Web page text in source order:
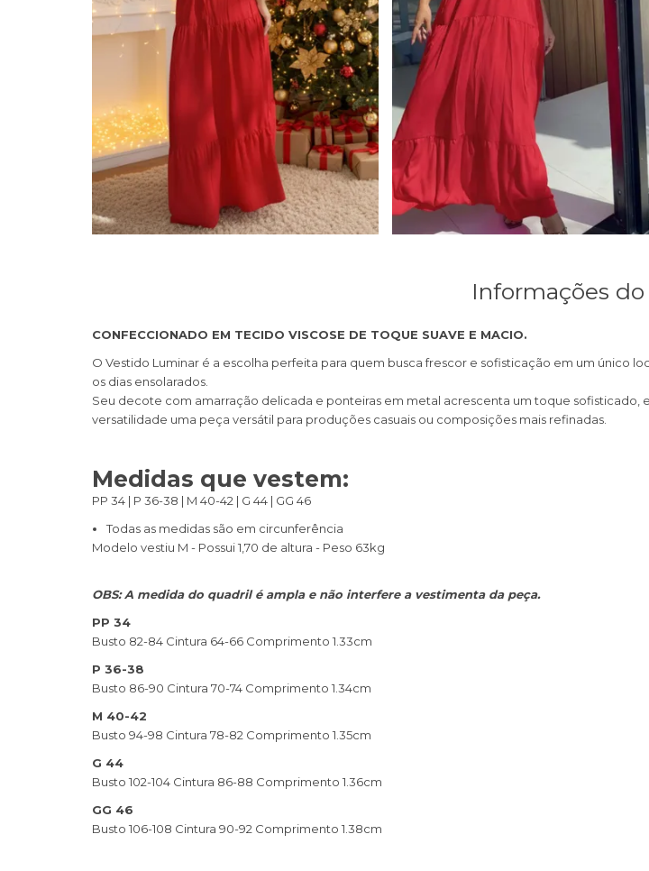
Informações
CONFECCIONADO EM TECIDO VISCOSE DE TOQUE SUAVE E MACIO.
O Vestido Luminar é a escolha perfeita para quem busca frescor e sofisticação em um único
os dias ensolarados.
Seu decote com amarração delicada e ponteiras em metal acrescenta um toque sofisticado,
versatilidade uma peça versátil para produções casuais ou composições mais refinadas.
Medidas que vestem:
PP 34 | P 36-38 | M 40-42 | G 44 | GG 46
Todas as medidas são em circunferência
Modelo vestiu M - Possui 1,70 de altura - Peso 63kg
OBS: A medida do quadril é ampla e não interfere a vestimenta da peça.
PP 34
Busto 82-84 Cintura 64-66 Comprimento 1.33cm
P 36-38
Busto 86-90 Cintura 70-74 Comprimento 1.34cm
M 40-42
Busto 94-98 Cintura 78-82 Comprimento 1.35cm
G 44
Busto 102-104 Cintura 86-88 Comprimento 1.36cm
GG 46
Busto 106-108 Cintura 90-92 Comprimento 1.38cm